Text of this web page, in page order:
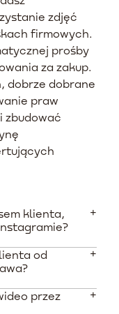
zdjęć
firmowych.
prośby
za zakup.
dobrze dobrane
praw
zbudować
klienta,
Cię do
reklamach
od
opinie, które w
przez